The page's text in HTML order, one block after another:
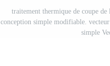
traitement thermique de coupe
conception simple modifiable.
simple